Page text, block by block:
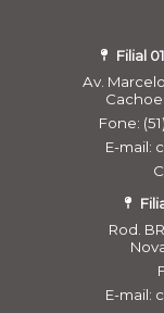
Filial
Av.
Fone:
E-mail:
Rod.
E-mail: